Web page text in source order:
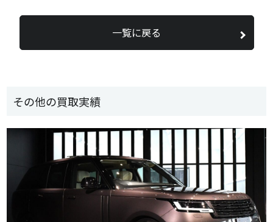
その他の買取実績
一覧に戻る